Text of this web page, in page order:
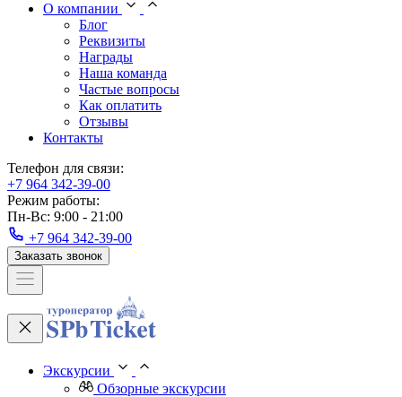
О компании
Блог
Реквизиты
Награды
Наша команда
Частые вопросы
Как оплатить
Отзывы
Контакты
Телефон для связи:
+7 964 342-39-00
Режим работы:
Пн-Вс: 9:00 - 21:00
+7 964 342-39-00
Заказать звонок
Экскурсии
Обзорные экскурсии